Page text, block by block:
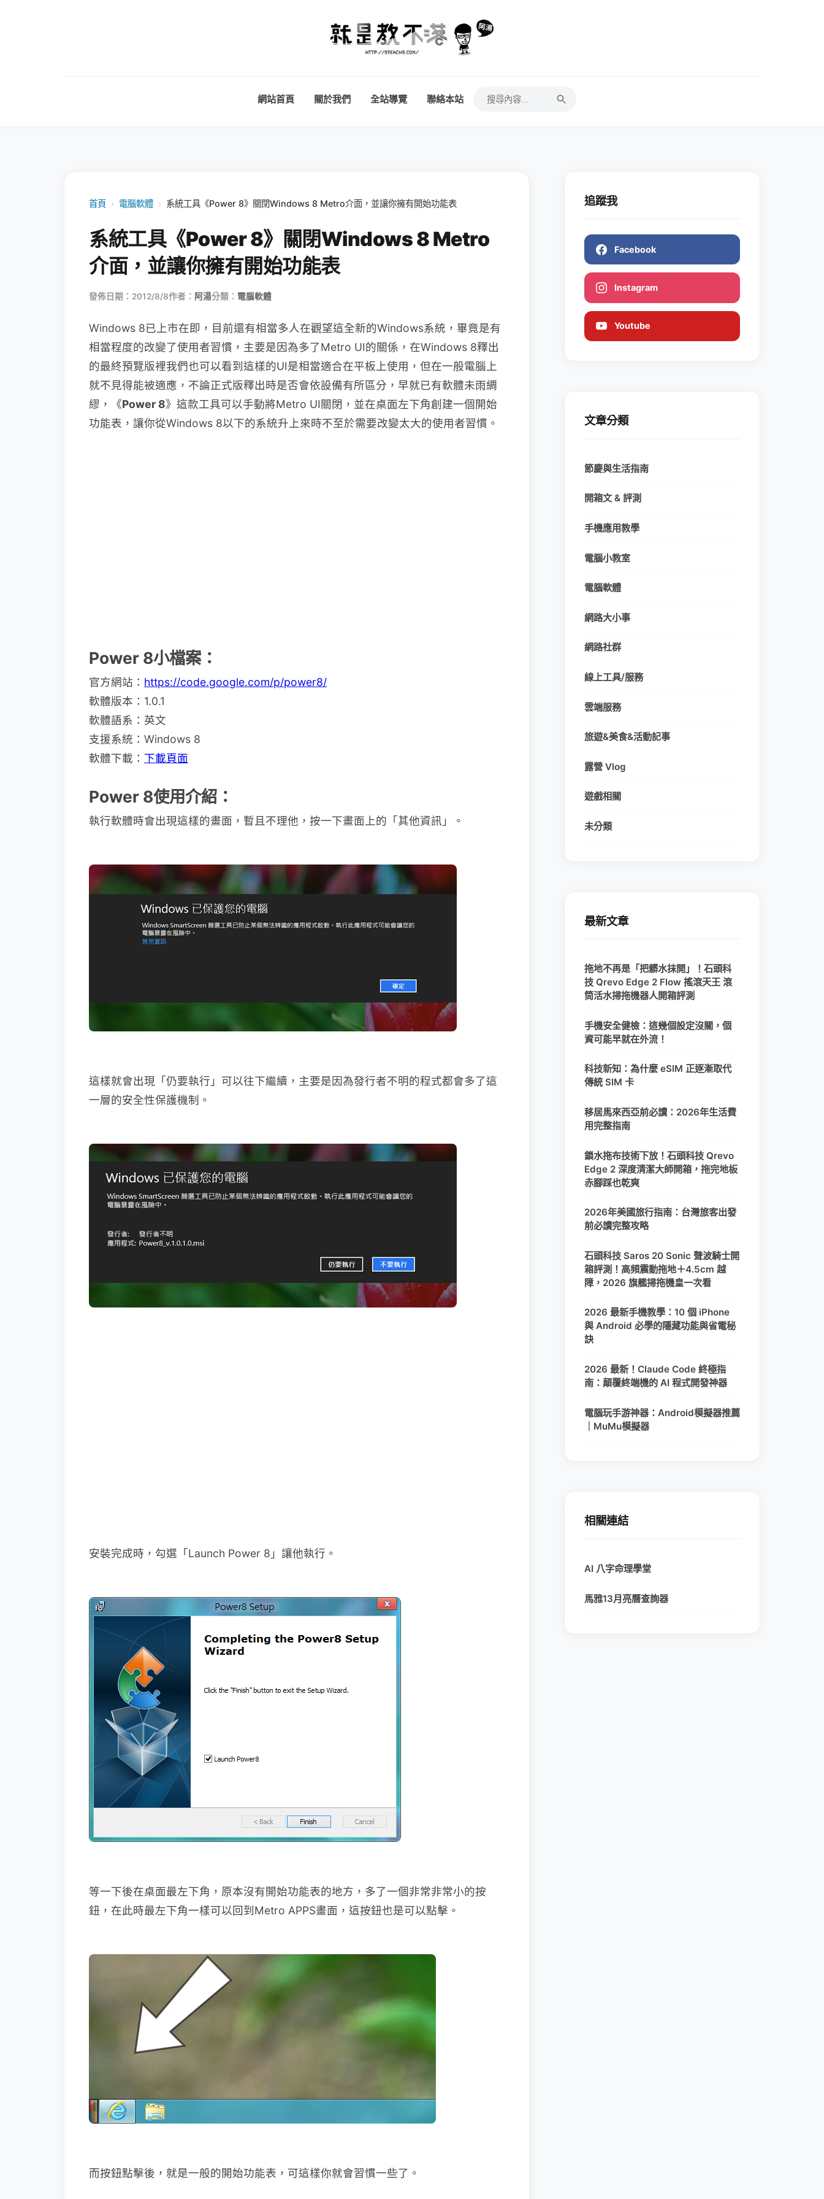
網站首頁 關於我們 全站導覽 聯絡本站
首頁 › 電腦軟體 › 系統工具《Power 8》關閉Windows 8 Metro介面，並讓你擁有開始功能表
系統工具《Power 8》關閉Windows 8 Metro
介面，並讓你擁有開始功能表
發佈日期：2012/8/8作者： 阿湯分類： 電腦軟體
Windows 8已上市在即，目前還有相當多人在觀望這全新的Windows系統，畢竟是有
相當程度的改變了使用者習慣，主要是因為多了Metro UI的關係，在Windows 8釋出
的最終預覽版裡我們也可以看到這樣的UI是相當適合在平板上使用，但在一般電腦上
就不見得能被適應，不論正式版釋出時是否會依設備有所區分，早就已有軟體未雨綢
繆，《Power 8》這款工具可以手動將Metro UI關閉，並在桌面左下角創建一個開始
功能表，讓你從Windows 8以下的系統升上來時不至於需要改變太大的使用者習慣。
Power 8小檔案：
官方網站： https://code.google.com/p/power8/
軟體版本：1.0.1
軟體語系：英文
支援系統：Windows 8
軟體下載： 下載頁面
Power 8使用介紹：
執行軟體時會出現這樣的畫面，暫且不理他，按一下畫面上的「其他資訊」。
這樣就會出現「仍要執行」可以往下繼續，主要是因為發行者不明的程式都會多了這
一層的安全性保護機制。
安裝完成時，勾選「Launch Power 8」讓他執行。
等一下後在桌面最左下角，原本沒有開始功能表的地方，多了一個非常非常小的按
鈕，在此時最左下角一樣可以回到Metro APPS畫面，這按鈕也是可以點擊。
而按鈕點擊後，就是一般的開始功能表，可這樣你就會習慣一些了。
追蹤我
Facebook
Instagram
Youtube
文章分類
節慶與生活指南
開箱文 & 評測
手機應用教學
電腦小教室
電腦軟體
網路大小事
網路社群
線上工具/服務
雲端服務
旅遊&美食&活動記事
露營 Vlog
遊戲相關
未分類
最新文章
拖地不再是「把髒水抹開」！石頭科
技 Qrevo Edge 2 Flow 搖滾天王 滾
筒活水掃拖機器人開箱評測
手機安全健檢：這幾個設定沒關，個
資可能早就在外流！
科技新知：為什麼 eSIM 正逐漸取代
傳統 SIM 卡
移居馬來西亞前必讀：2026年生活費
用完整指南
鎖水拖布技術下放！石頭科技 Qrevo
Edge 2 深度清潔大師開箱，拖完地板
赤腳踩也乾爽
2026年美國旅行指南：台灣旅客出發
前必讀完整攻略
石頭科技 Saros 20 Sonic 聲波騎士開
箱評測！高頻震動拖地＋4.5cm 越
障，2026 旗艦掃拖機皇一次看
2026 最新手機教學：10 個 iPhone
與 Android 必學的隱藏功能與省電秘
訣
2026 最新！Claude Code 終極指
南：顛覆終端機的 AI 程式開發神器
電腦玩手游神器：Android模擬器推薦
｜MuMu模擬器
相關連結
AI 八字命理學堂
馬雅13月亮曆查詢器